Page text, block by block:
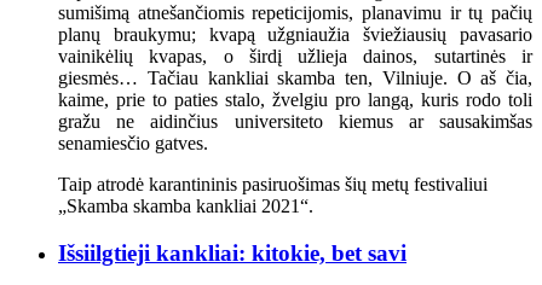
sumišimą atnešančiomis repeticijomis, planavimu ir tų pačių
planų braukymu; kvapą užgniaužia šviežiausių pavasario
vainikėlių kvapas, o širdį užlieja dainos, sutartinės ir
giesmės… Tačiau kankliai skamba ten, Vilniuje. O aš čia,
kaime, prie to paties stalo, žvelgiu pro langą, kuris rodo toli
gražu ne aidinčius universiteto kiemus ar sausakimšas
senamiesčio gatves.
Taip atrodė karantininis pasiruošimas šių metų festivaliui
„Skamba skamba kankliai 2021“.
Išsiilgtieji kankliai: kitokie, bet savi